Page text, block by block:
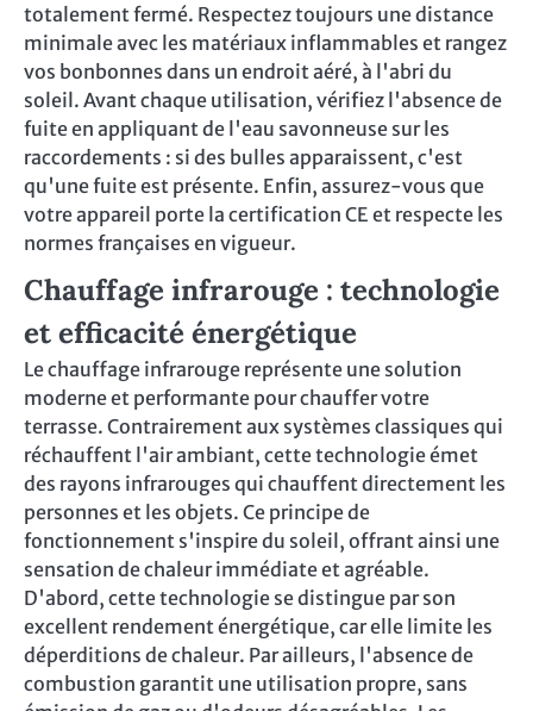
totalement fermé. Respectez toujours une distance
minimale avec les matériaux inflammables et rangez
vos bonbonnes dans un endroit aéré, à l'abri du
soleil. Avant chaque utilisation, vérifiez l'absence de
fuite en appliquant de l'eau savonneuse sur les
raccordements : si des bulles apparaissent, c'est
qu'une fuite est présente. Enfin, assurez-vous que
votre appareil porte la certification CE et respecte les
normes françaises en vigueur.
Chauffage infrarouge : technologie
et efficacité énergétique
Le chauffage infrarouge représente une solution
moderne et performante pour chauffer votre
terrasse. Contrairement aux systèmes classiques qui
réchauffent l'air ambiant, cette technologie émet
des rayons infrarouges qui chauffent directement les
personnes et les objets. Ce principe de
fonctionnement s'inspire du soleil, offrant ainsi une
sensation de chaleur immédiate et agréable.
D'abord, cette technologie se distingue par son
excellent rendement énergétique, car elle limite les
déperditions de chaleur. Par ailleurs, l'absence de
combustion garantit une utilisation propre, sans